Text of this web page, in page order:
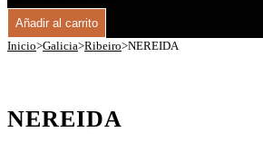
Añadir al carrito
Inicio>Galicia>Ribeiro>NEREIDA
NEREIDA